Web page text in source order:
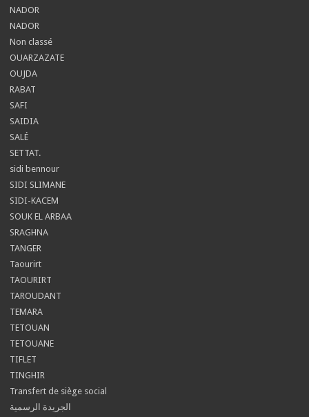
NADOR
NADOR
Non classé
OUARZAZATE
OUJDA
RABAT
SAFI
SAIDIA
SALÉ
SETTAT.
sidi bennour
SIDI SLIMANE
SIDI-KACEM
SOUK EL ARBAA
SRAGHNA
TANGER
Taourirt
TAOURIRT
TAROUDANT
TEMARA
TETOUAN
TETOUANE
TIFLET
TINGHIR
Transfert de siège social
الجريدة الرسمية